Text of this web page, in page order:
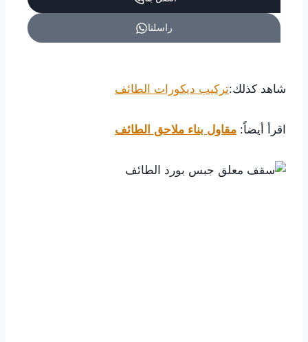
راسلنا
شاهد كذلك:تركيب ديكورات الطائف
اقرأ أيضاً: مقاول بناء ملاحق الطائف